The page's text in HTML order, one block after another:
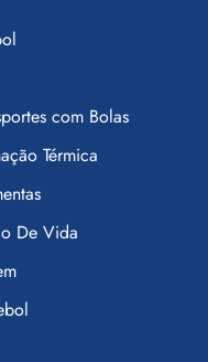
com Bolas
Térmica
De Vida